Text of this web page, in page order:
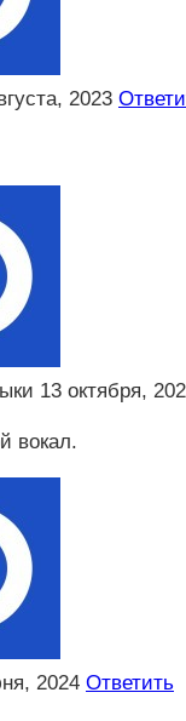
2023
13 октября,
вокал.
2024 Ответить